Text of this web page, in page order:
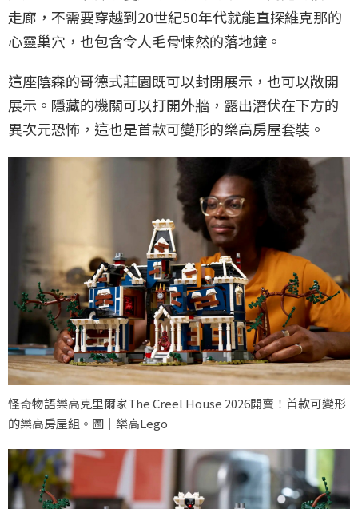
走廊，不需要穿越到20世紀50年代就能直探維克那的
心靈巢穴，也包含令人毛骨悚然的落地鐘。
這座陰森的哥德式莊園既可以封閉展示，也可以敞開
展示。隱藏的機關可以打開外牆，露出潛伏在下方的
異次元恐怖，這也是首款可變形的樂高房屋套裝。
怪奇物語樂高克里爾家The Creel House 2026開賣！首款可變形
的樂高房屋組。圖｜樂高Lego